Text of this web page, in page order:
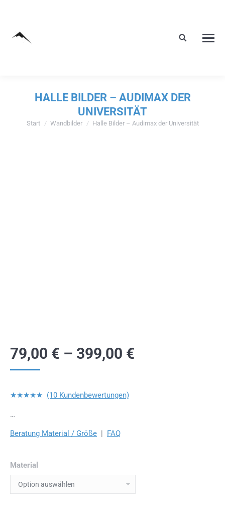
HALLE BILDER – AUDIMAX DER
UNIVERSITÄT
Sie befinden sich hier:
Start Wandbilder Halle Bilder – Audimax der Universität
79,00 € – 399,00 €
★★★★★ (10 Kundenbewertungen)
…
Beratung Material / Größe | FAQ
Material